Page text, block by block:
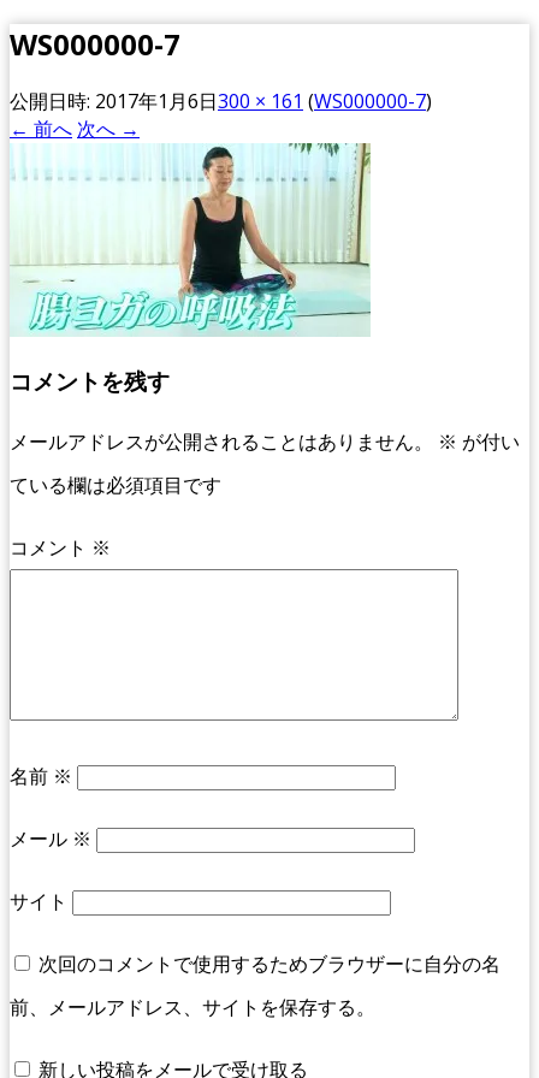
WS000000-7
公開日時: 2017年1月6日300 × 161 (WS000000-7)
← 前へ 次へ →
コメントを残す
メールアドレスが公開されることはありません。 ※ が付い
ている欄は必須項目です
コメント ※
名前 ※
メール ※
サイト
次回のコメントで使用するためブラウザーに自分の名
前、メールアドレス、サイトを保存する。
新しい投稿をメールで受け取る